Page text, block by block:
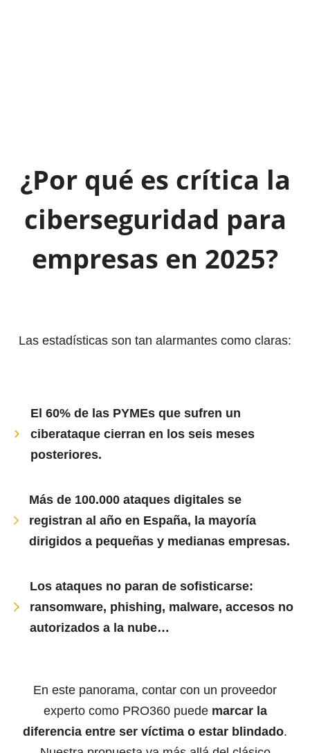
¿Por qué es crítica la
ciberseguridad para
empresas en 2025?
Las estadísticas son tan alarmantes como claras:
El 60% de las PYMEs que sufren un
ciberataque cierran en los seis meses
posteriores.
Más de 100.000 ataques digitales se
registran al año en España, la mayoría
dirigidos a pequeñas y medianas empresas.
Los ataques no paran de sofisticarse:
ransomware, phishing, malware, accesos no
autorizados a la nube…
En este panorama, contar con un proveedor
experto como PRO360 puede marcar la
diferencia entre ser víctima o estar blindado.